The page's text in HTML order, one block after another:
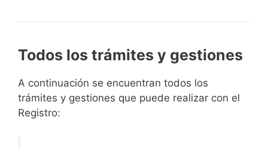
Todos los trámites y gestiones
A continuación se encuentran todos los
trámites y gestiones que puede realizar con el
Registro: